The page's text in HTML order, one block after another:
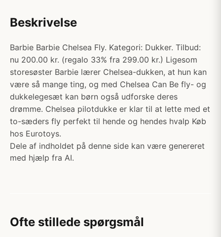
Beskrivelse
Barbie Barbie Chelsea Fly. Kategori: Dukker. Tilbud:
nu 200.00 kr. (regalo 33% fra 299.00 kr.) Ligesom
storesøster Barbie lærer Chelsea-dukken, at hun kan
være så mange ting, og med Chelsea Can Be fly- og
dukkelegesæt kan børn også udforske deres
drømme. Chelsea pilotdukke er klar til at lette med et
to-sæders fly perfekt til hende og hendes hvalp Køb
hos Eurotoys.
Dele af indholdet på denne side kan være genereret
med hjælp fra AI.
Ofte stillede spørgsmål